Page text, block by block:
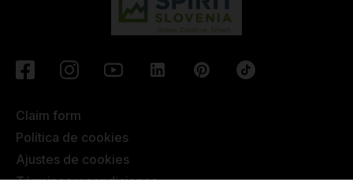
Claim form
Política de cookies
Ajustes de cookies
Términos y condiciones